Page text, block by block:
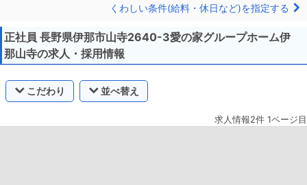
くわしい条件(給料・休日など)を指定する
正社員 長野県伊那市山寺2640-3愛の家グループホーム伊
那山寺の求人・採用情報
こだわり 並べ替え
求人情報2件 1ページ目